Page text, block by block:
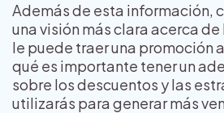
Además de esta información,
una visión más clara acerca
le puede traer una promoción
qué es importante tener un
sobre los descuentos y las
utilizarás para generar más